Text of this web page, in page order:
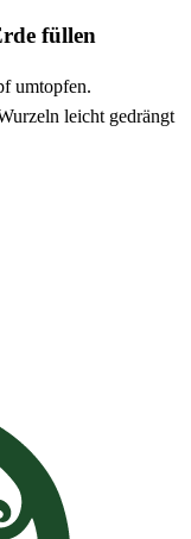
füllen
umtopfen.
leicht gedrängt